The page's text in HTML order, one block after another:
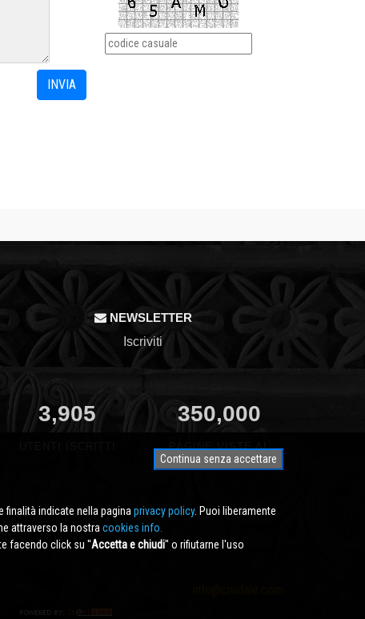
NEWSLETTER
Iscriviti
3,905 350,000
PAGINE VISTE AL
MESE
Continua senza accettare
indicate nella pagina privacy policy. Puoi liberamente
attraverso la nostra cookies info.
facendo click su ''Accetta e chiudi'' o rifiutarne l'uso